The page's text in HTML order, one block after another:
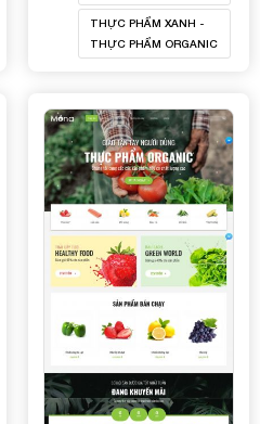
THỰC PHẨM XANH -
THỰC PHẨM ORGANIC